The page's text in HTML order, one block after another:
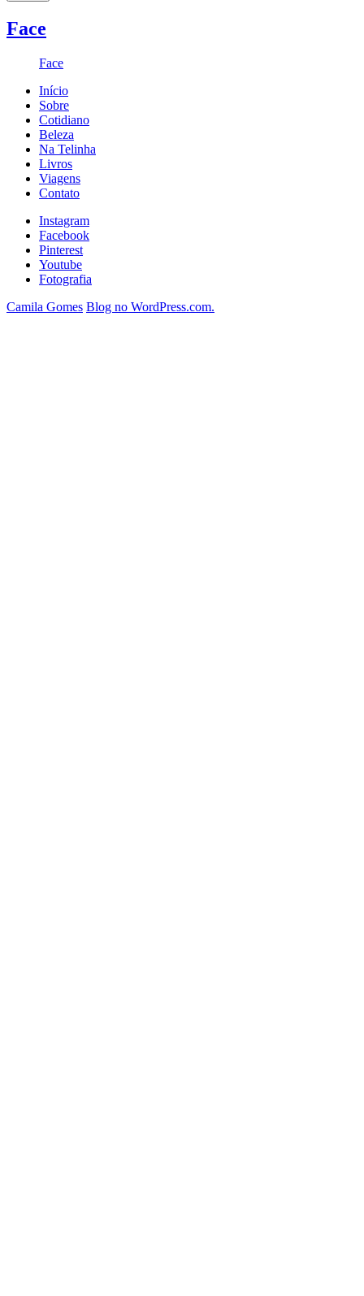
Face
Face
Início
Sobre
Cotidiano
Beleza
Na Telinha
Livros
Viagens
Contato
Instagram
Facebook
Pinterest
Youtube
Fotografia
Camila Gomes Blog no WordPress.com.